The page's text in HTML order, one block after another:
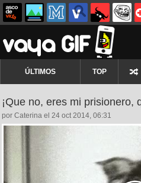
ÚLTIMOS TOP
¡Que no, eres mi prisionero,
por Caterina el 24 oct 2014, 06:31